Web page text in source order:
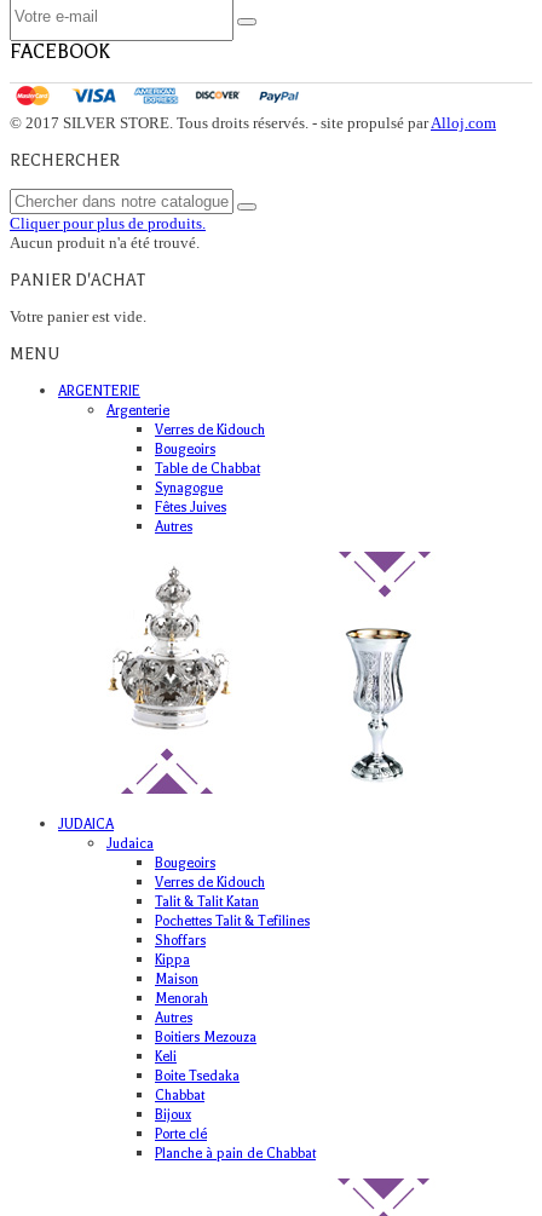
FACEBOOK
© 2017 SILVER STORE. Tous droits réservés. - site propulsé parAlloj.com
RECHERCHER
Cliquer pour plus de produits.
Aucun produit n'a été trouvé.
PANIER D'ACHAT
Votre panier est vide.
MENU
ARGENTERIE
Argenterie
Verres de Kidouch
Bougeoirs
Table de Chabbat
Synagogue
Fêtes Juives
Autres
JUDAICA
Judaica
Bougeoirs
Verres de Kidouch
Talit & Talit Katan
Pochettes Talit & Tefilines
Shoffars
Kippa
Maison
Menorah
Autres
Boitiers Mezouza
Keli
Boite Tsedaka
Chabbat
Bijoux
Porte clé
Planche à pain de Chabbat